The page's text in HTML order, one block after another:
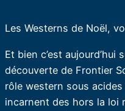
Les Westerns de Noël,
Et bien c’est aujourd’hui
découverte de Frontier
rôle western sous
incarnent des hors la loi